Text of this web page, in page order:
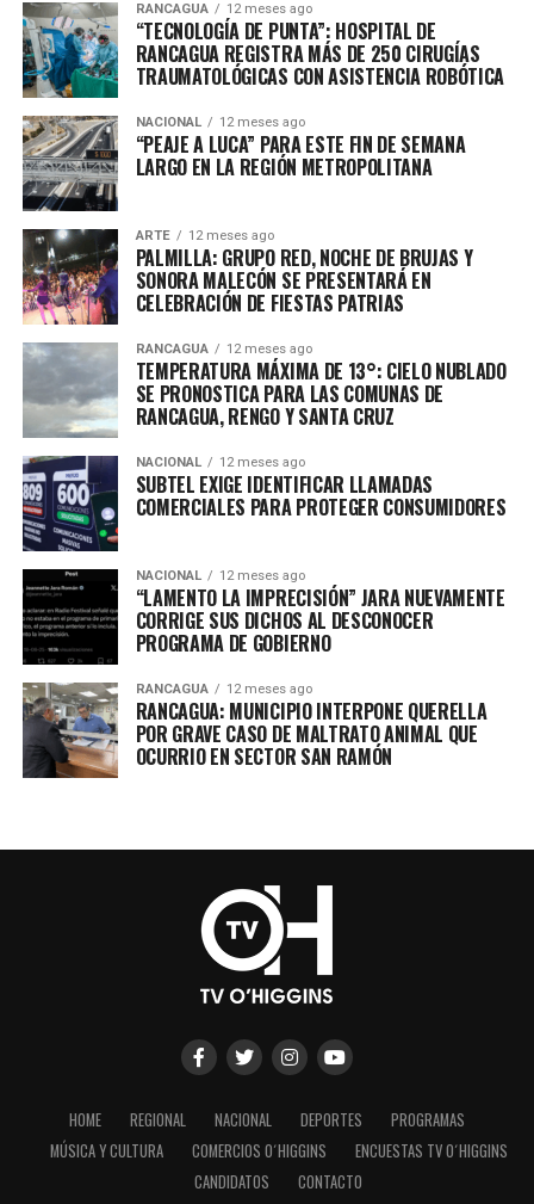
RANCAGUA 12 meses ago
“TECNOLOGÍA DE PUNTA”: HOSPITAL DE
RANCAGUA REGISTRA MÁS DE 250 CIRUGÍAS
TRAUMATOLÓGICAS CON ASISTENCIA ROBÓTICA
NACIONAL 12 meses ago
“PEAJE A LUCA” PARA ESTE FIN DE SEMANA
LARGO EN LA REGIÓN METROPOLITANA
ARTE 12 meses ago
PALMILLA: GRUPO RED, NOCHE DE BRUJAS Y
SONORA MALECÓN SE PRESENTARÁ EN
CELEBRACIÓN DE FIESTAS PATRIAS
RANCAGUA 12 meses ago
TEMPERATURA MÁXIMA DE 13°: CIELO NUBLADO
SE PRONOSTICA PARA LAS COMUNAS DE
RANCAGUA, RENGO Y SANTA CRUZ
NACIONAL 12 meses ago
SUBTEL EXIGE IDENTIFICAR LLAMADAS
COMERCIALES PARA PROTEGER CONSUMIDORES
NACIONAL 12 meses ago
“LAMENTO LA IMPRECISIÓN” JARA NUEVAMENTE
CORRIGE SUS DICHOS AL DESCONOCER
PROGRAMA DE GOBIERNO
RANCAGUA 12 meses ago
RANCAGUA: MUNICIPIO INTERPONE QUERELLA
POR GRAVE CASO DE MALTRATO ANIMAL QUE
OCURRIO EN SECTOR SAN RAMÓN
HOME REGIONAL NACIONAL DEPORTES
PROGRAMAS
MÚSICA Y CULTURA
COMERCIOS O´HIGGINS
ENCUESTAS TV O´HIGGINS
CANDIDATOS
CONTACTO